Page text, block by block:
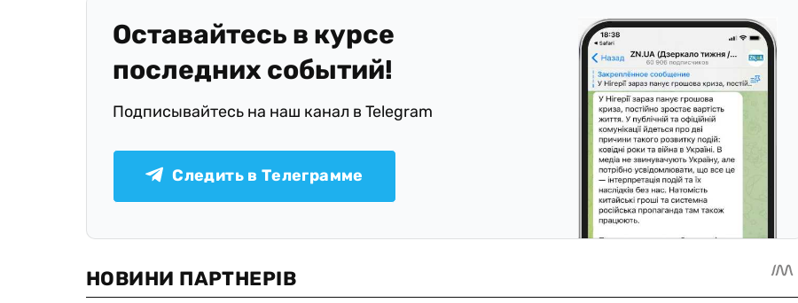
Оставайтесь в курсе
последних событий!
Подписывайтесь на наш канал в Telegram
Следить в Телеграмме